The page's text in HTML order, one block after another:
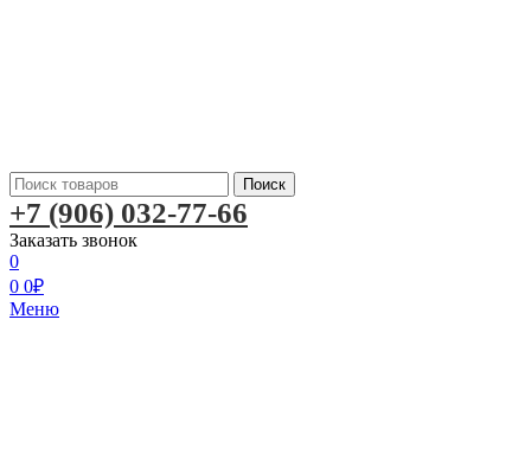
Поиск
+7 (906) 032-77-66
Заказать звонок
0
0 0₽
Меню